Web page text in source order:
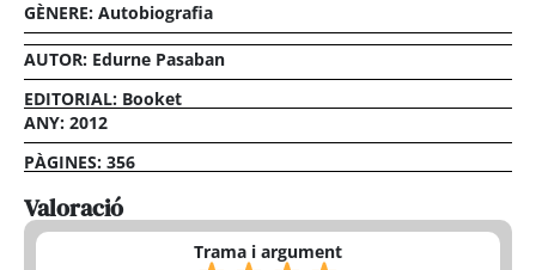
GÈNERE: Autobiografia
AUTOR: Edurne Pasaban
EDITORIAL: Booket
ANY: 2012
PÀGINES: 356
Valoració
Trama i argument